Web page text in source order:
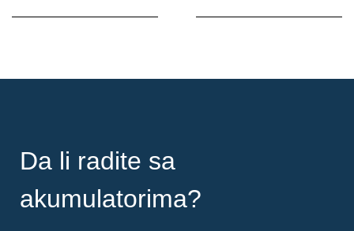
Da li radite sa
akumulatorima?